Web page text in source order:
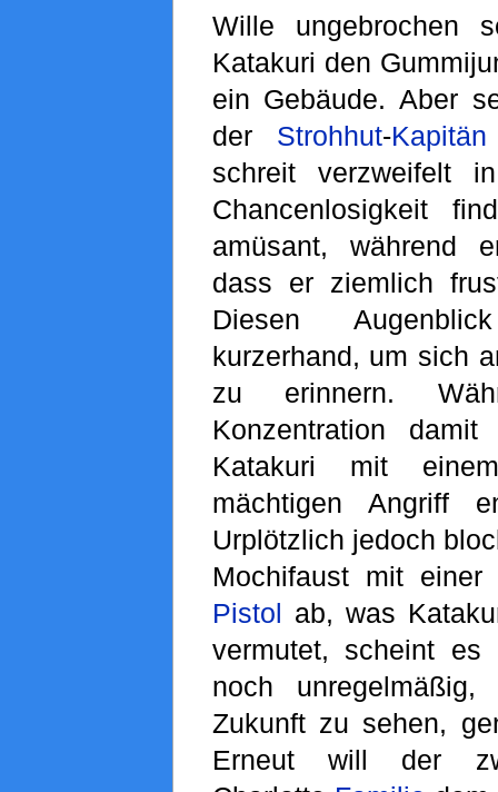
Wille ungebrochen
Katakuri den
ein Gebäude. Aber
der Strohhut-Kapitän
schreit verzweifelt
Chancenlosigkeit
amüsant, während
dass er ziemlich
Diesen
kurzerhand, um sich
zu erinnern.
Konzentration
Katakuri mit
mächtigen Angriff
Urplötzlich jedoch
Mochifaust mit
Pistol ab, was
vermutet, scheint es
noch
Zukunft zu sehen,
Erneut will der